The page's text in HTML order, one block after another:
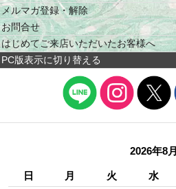
メルマガ登録・解除
お問合せ
はじめてご来店いただいたお客様へ
PC版表示に切り替える
2026年8月
日 月 火 水